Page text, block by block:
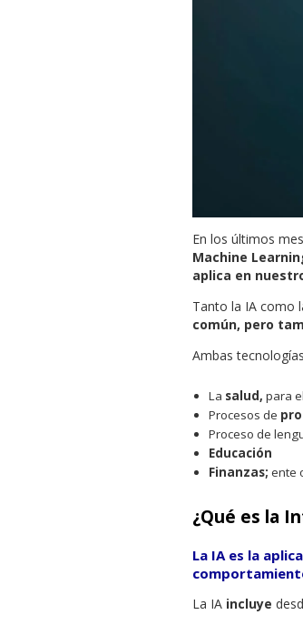
En los últimos
Machine
aplica en
Tanto la IA como
común, pero
Ambas tecnologías
La salud, para
Procesos de
Proceso de
Educación
Finanzas; ente
¿Qué es la
La IA es la
La IA incluye